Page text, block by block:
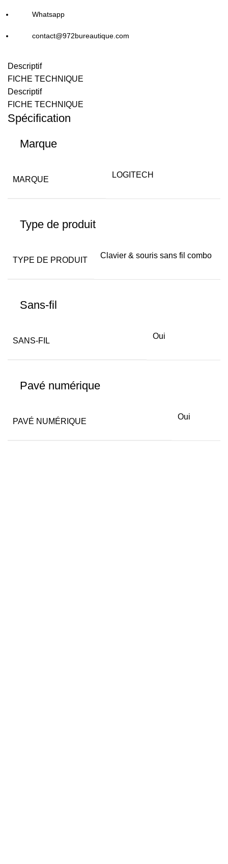
Whatsapp
contact@972bureautique.com
Descriptif
FICHE TECHNIQUE
Descriptif
FICHE TECHNIQUE
Spécification
Marque
MARQUE
LOGITECH
Type de produit
TYPE DE PRODUIT
Clavier & souris sans fil combo
Sans-fil
SANS-FIL
Oui
Pavé numérique
PAVÉ NUMÉRIQUE
Oui